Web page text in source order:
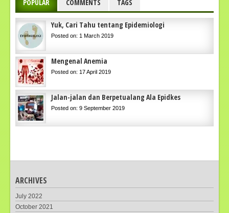
POPULAR COMMENTS TAGS
Yuk, Cari Tahu tentang Epidemiologi
Posted on: 1 March 2019
Mengenal Anemia
Posted on: 17 April 2019
Jalan-jalan dan Berpetualang Ala Epidkes
Posted on: 9 September 2019
ARCHIVES
July 2022
October 2021